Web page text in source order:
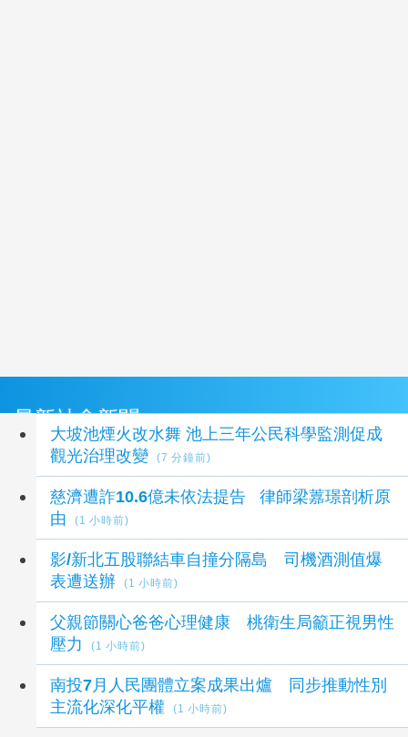
最新社會新聞
大坡池煙火改水舞 池上三年公民科學監測促成
觀光治理改變
(7 分鐘前)
慈濟遭詐10.6億未依法提告 律師梁䕒璟剖析原
由
(1 小時前)
影/新北五股聯結車自撞分隔島 司機酒測值爆
表遭送辦
(1 小時前)
父親節關心爸爸心理健康 桃衛生局籲正視男性
壓力
(1 小時前)
南投7月人民團體立案成果出爐 同步推動性別
主流化深化平權
(1 小時前)